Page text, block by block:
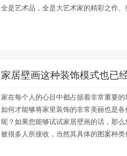
全是艺术品，全是大艺术家的精彩之作
家居壁画这种装饰模式也已
家在每个人的心目中都占据着非常重要
如何才能够将家里装饰的非常美丽也是
呢？如果您能够试试家居壁画的话，那
被很多人所接收，当然其具体的图案种